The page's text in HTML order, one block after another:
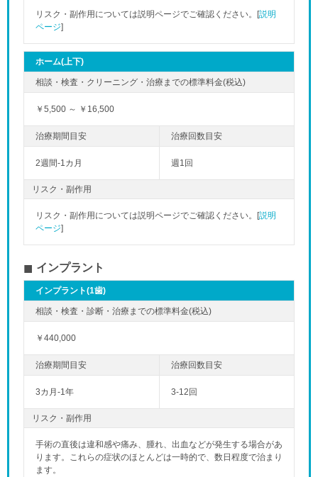
リスク・副作用については説明ページでご確認ください。[説明
ページ]
ホーム(上下)
￥5,500 ～ ￥16,500
2週間-1カ月 週1回
リスク・副作用
リスク・副作用については説明ページでご確認ください。[説明
ページ]
インプラント
インプラント(1歯)
￥440,000
3カ月-1年 3-12回
リスク・副作用
手術の直後は違和感や痛み、腫れ、出血などが発生する場合があ
ります。これらの症状のほとんどは一時的で、数日程度で治まり
ます。